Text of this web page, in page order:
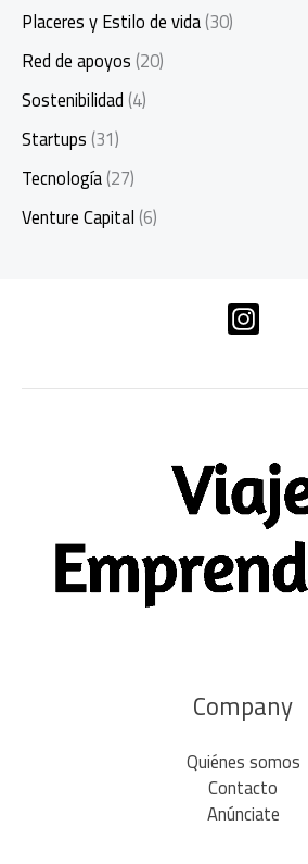
Placeres y Estilo de vida(30)
Red de apoyos(20)
Sostenibilidad(4)
Startups(31)
Tecnología(27)
Venture Capital(6)
Company
Quiénes somos
Contacto
Anúnciate